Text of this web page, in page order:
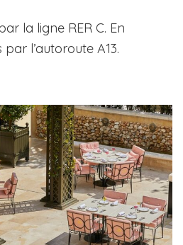
la ligne RER C. En
l’autoroute A13.